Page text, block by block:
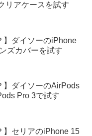
リアケースを試す
】ダイソーのiPhone
ズカバーを試す
】ダイソーのAirPods
Pro 3で試す
】セリアのiPhone 15